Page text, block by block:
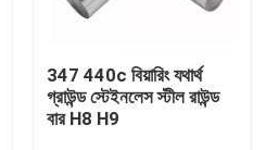
347 440c বিয়ারিং যথার্থ
গ্রাউন্ড স্টেইনলেস স্টীল রাউন্ড
বার H8 H9